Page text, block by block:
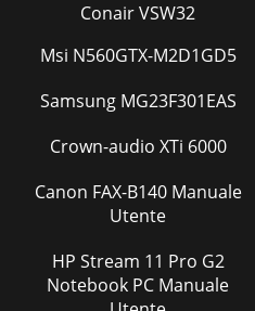
Conair VSW32
Msi N560GTX-M2D1GD5
Samsung MG23F301EAS
Crown-audio XTi 6000
Canon FAX-B140 Manuale
Utente
HP Stream 11 Pro G2
Notebook PC Manuale